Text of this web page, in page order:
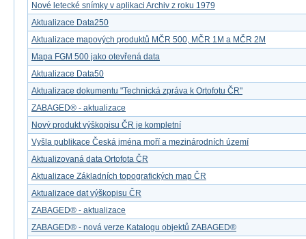
Nové letecké snímky v aplikaci Archiv z roku 1979
Aktualizace Data250
Aktualizace mapových produktů MČR 500, MČR 1M a MČR 2M
Mapa FGM 500 jako otevřená data
Aktualizace Data50
Aktualizace dokumentu "Technická zpráva k Ortofotu ČR"
ZABAGED® - aktualizace
Nový produkt výškopisu ČR je kompletní
Vyšla publikace Česká jména moří a mezinárodních území
Aktualizovaná data Ortofota ČR
Aktualizace Základních topografických map ČR
Aktualizace dat výškopisu ČR
ZABAGED® - aktualizace
ZABAGED® - nová verze Katalogu objektů ZABAGED®